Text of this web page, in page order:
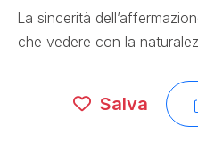
La sincerità
che vedere con la
Salva